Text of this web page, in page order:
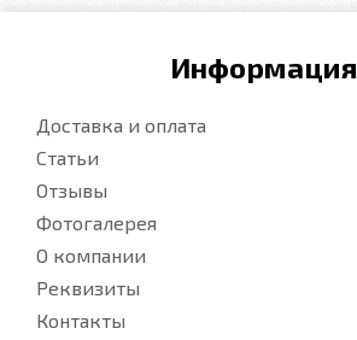
Информация
Доставка и оплата
Статьи
Отзывы
Фотогалерея
О компании
Реквизиты
Контакты